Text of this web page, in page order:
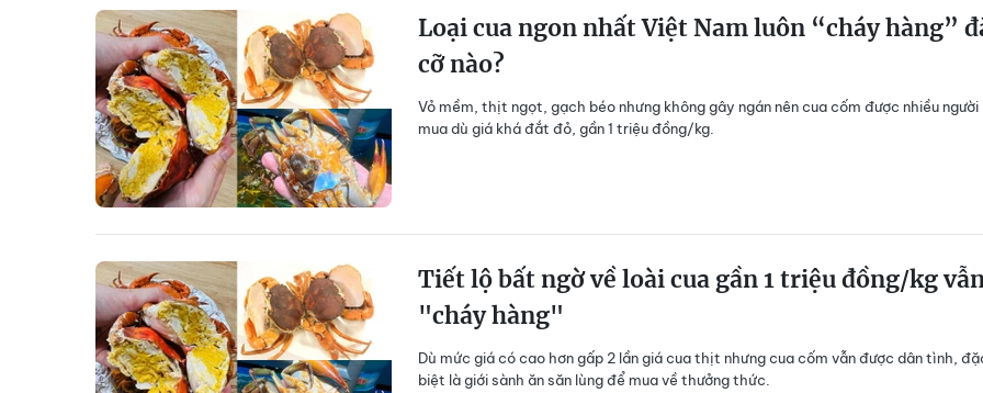
Loại cua ngon nhất Việt Nam luôn “cháy hàng”
cỡ nào?
Vỏ mềm, thịt ngọt, gạch béo nhưng không gây ngán nên cua cốm được nhiều người
mua dù giá khá đắt đỏ, gần 1 triệu đồng/kg.
Tiết lộ bất ngờ về loài cua gần 1 triệu đồng/kg
"cháy hàng"
Dù mức giá có cao hơn gấp 2 lần giá cua thịt nhưng cua cốm vẫn được dân tình,
biệt là giới sành ăn săn lùng để mua về thưởng thức.